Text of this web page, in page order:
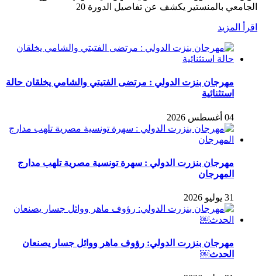
الجامعي بالمنستير يكشف عن تفاصيل الدورة 20
اقرأ المزيد
مهرجان بنزت الدولي : مرتضى الفتيتي والشامي يخلقان حالة
استثنائية
04 أغسطس 2026
مهرجان بنزرت الدولي : سهرة تونسية مصرية تلهب مدارج
المهرجان
31 يوليو 2026
مهرجان بنزرت الدولي: رؤوف ماهر ووائل جسار يصنعان
الحدث￼